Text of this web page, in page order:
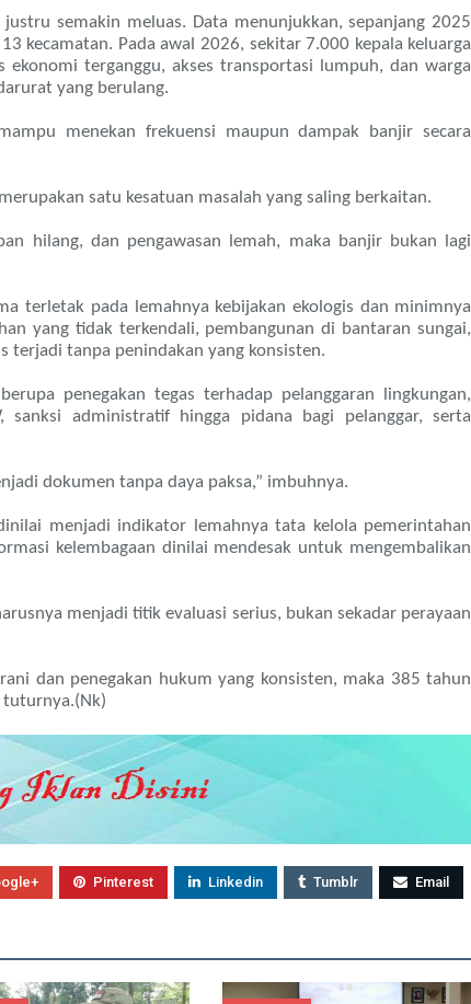
semakin meluas. Data menunjukkan, sepanjang 2025
kecamatan. Pada awal 2026, sekitar 7.000 kepala keluarga
terganggu, akses transportasi lumpuh, dan warga
yang berulang.
menekan frekuensi maupun dampak banjir secara
satu kesatuan masalah yang saling berkaitan.
hilang, dan pengawasan lemah, maka banjir bukan lagi
terletak pada lemahnya kebijakan ekologis dan minimnya
yang tidak terkendali, pembangunan di bantaran sungai,
terjadi tanpa penindakan yang konsisten.
penegakan tegas terhadap pelanggaran lingkungan,
sanksi administratif hingga pidana bagi pelanggar, serta
dokumen tanpa daya paksa,” imbuhnya.
menjadi indikator lemahnya tata kelola pemerintahan
kelembagaan dinilai mendesak untuk mengembalikan
menjadi titik evaluasi serius, bukan sekadar perayaan
dan penegakan hukum yang konsisten, maka 385 tahun
tuturnya.(Nk)
Pinterest Linkedin Tumblr Email